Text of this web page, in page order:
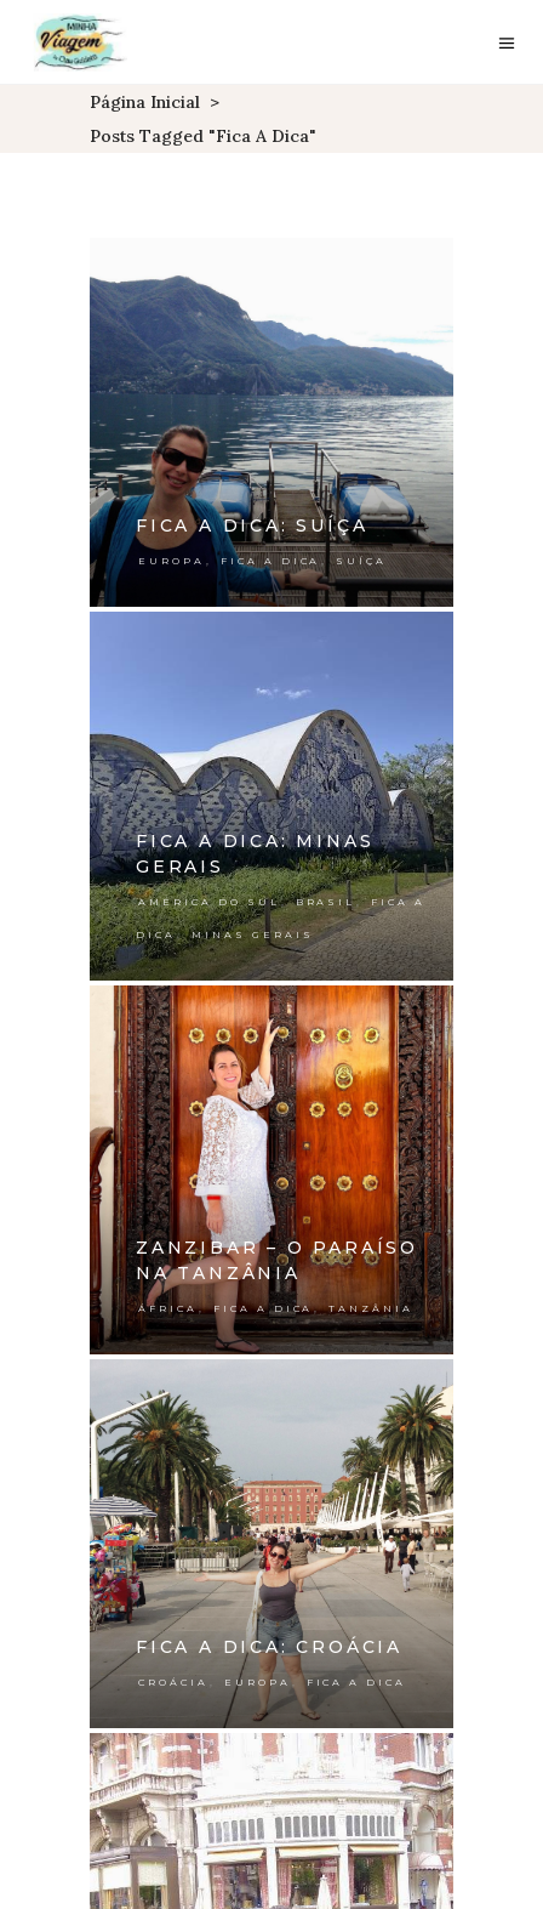
Página Inicial >
Posts Tagged "Fica A Dica"
FICA A DICA: SUÍÇA
EUROPA , FICA A DICA , SUÍÇA
FICA A DICA: MINAS
GERAIS
AMÉRICA DO SUL, BRASIL, FICA A
DICA, MINAS GERAIS
ZANZIBAR – O PARAÍSO
NA TANZÂNIA
ÁFRICA, FICA A DICA, TANZÂNIA
FICA A DICA: CROÁCIA
CROÁCIA EUROPA FICA A DICA